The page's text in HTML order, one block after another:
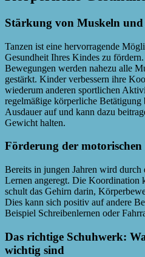
Stärkung von Muskeln und
Tanzen ist eine hervorragende
Gesundheit Ihres Kindes zu
Bewegungen werden nahezu alle
gestärkt. Kinder verbessern ihre
wiederum anderen sportlichen
regelmäßige körperliche Betätigung
Ausdauer auf und kann dazu
Gewicht halten.
Förderung der
Bereits in jungen Jahren wird durch
Lernen angeregt. Die Koordination
schult das Gehirn darin,
Dies kann sich positiv auf andere
Beispiel Schreibenlernen oder
Das richtige Schuhwerk:
wichtig sind